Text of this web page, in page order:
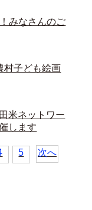
みなさんのご
村子ども絵画
米ネットワー
します
5 次へ